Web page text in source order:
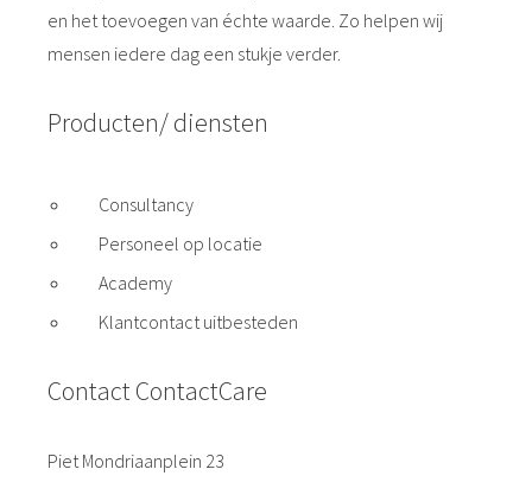
en het toevoegen van échte waarde. Zo helpen wij
mensen iedere dag een stukje verder.
Producten/ diensten
Consultancy
Personeel op locatie
Academy
Klantcontact uitbesteden
Contact ContactCare
Piet Mondriaanplein 23